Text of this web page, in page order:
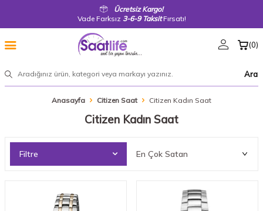
Ücretsiz Kargo!
Vade Farksız 3-6-9 TaksitFırsatı!
Ara
(0)
Anasayfa Citizen Saat Citizen Kadın Saat
Citizen Kadın Saat
Filtre